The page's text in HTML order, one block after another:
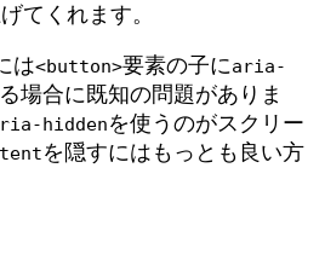
てくれます。
は<button>要素の子にaria-
場合に既知の問題がありま
hiddenを使うのがスクリー
を隠すにはもっとも良い方